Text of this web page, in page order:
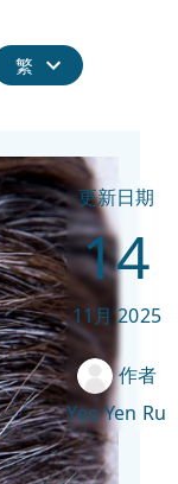
更新日期
14
11月 2025
作者
Yeo Yen Ru
繁